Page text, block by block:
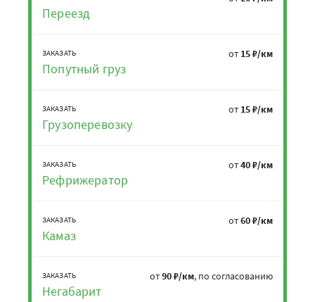
Переезд
ЗАКАЗАТЬ
Попутный груз
от 15 ₽/км
ЗАКАЗАТЬ
Грузоперевозку
от 15 ₽/км
ЗАКАЗАТЬ
Рефрижератор
от40 ₽/км
ЗАКАЗАТЬ
Камаз
от60 ₽/км
ЗАКАЗАТЬ
Негабарит
от90 ₽/км, по согласованию